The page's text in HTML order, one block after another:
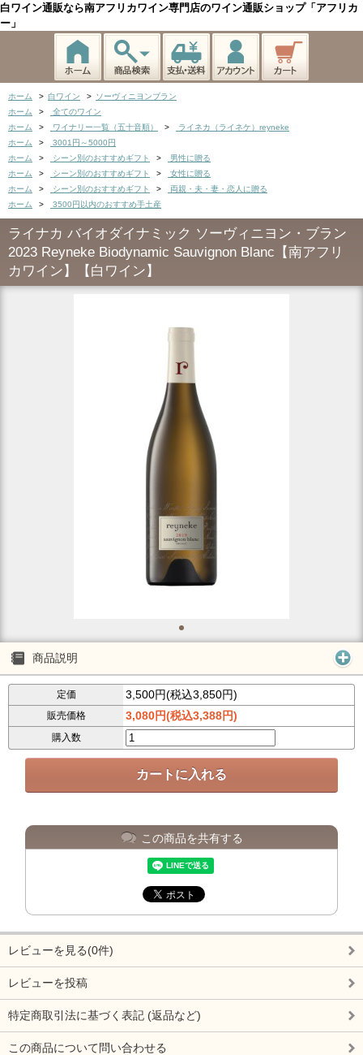
白ワイン通販なら南アフリカワイン専門店のワイン通販ショップ「アフリカ
ー」
ホーム > 白ワイン > ソーヴィニヨンブラン
ホーム
>
全てのワイン
ホーム
> ワイナリー一覧（五十音順） >
ライネカ（ライネケ）reyneke
ホーム
>
3001円～5000円
ホーム
> シーン別のおすすめギフト >
男性に贈る
ホーム
> シーン別のおすすめギフト >
女性に贈る
ホーム
> シーン別のおすすめギフト >
両親・夫・妻・恋人に贈る
ホーム
> 3500円以内のおすすめ手土産
ライナカ バイオダイナミック ソーヴィニヨン・ブラン
2023 Reyneke Biodynamic Sauvignon Blanc【南アフリ
カワイン】【白ワイン】
商品説明
定価 3,500円(税込3,850円)
販売価格 3,080円(税込3,388円)
購入数
この商品を共有する
レビューを見る(0件)
レビューを投稿
特定商取引法に基づく表記 (返品など)
この商品について問い合わせる